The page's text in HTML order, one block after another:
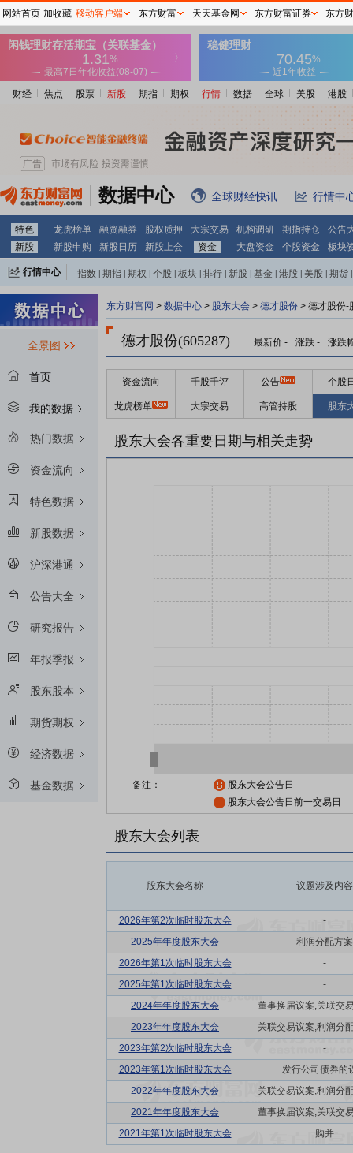
财经 焦点 股票 新股 期指 期权 行情 数据 全球 美股 港股
数据中心 全球财经快讯 行情中
特色 龙虎榜单 融资融券 股权质押 大宗交易 机构调研 期指持仓
公告
新股
新股申购 新股日历 新股上会 资金 大盘资金 个股资金 板块
行情中心 指数 期指 期权 个股 板块 排行 新股 基金 港股 美股 期货
全景图
首页
我的数据
热门数据
资金流向
特色数据
新股数据
沪深港通
公告大全
研究报告
年报季报
股东股本
期货期权
经济数据
基金数据
东方财富网 > 数据中心 > 股东大会 > 德才股份 > 德才股份-
德才股份(605287) 最新价 - 涨跌 - 涨跌
资金流向 千股千评 公告 个股
龙虎榜单 大宗交易 高管持股 股东
股东大会各重要日期与相关走势
备注：
股东大会公告日
股东大会公告日前一交易日
股东大会列表
股东大会名称 议题涉及内容
2026年第2次临时股东大会
-
2025年年度股东大会
利润分配方案
2026年第1次临时股东大会
-
2025年第1次临时股东大会
-
2024年年度股东大会
董事换届议案,关联交
2023年年度股东大会
关联交易议案,利润分
2023年第2次临时股东大会
-
2023年第1次临时股东大会
发行公司债券的
2022年年度股东大会
关联交易议案,利润分
2021年年度股东大会
董事换届议案,关联交
2021年第1次临时股东大会
购并
网站首页 加收藏 移动客户端 东方财富 天天基金网 东方财富证券 东方